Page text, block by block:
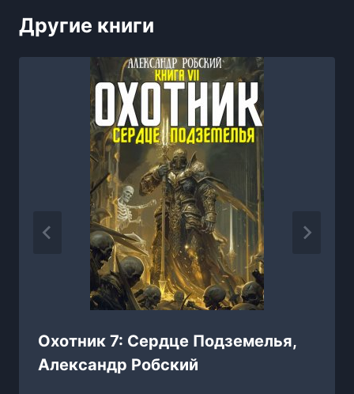
Другие книги
Охотник 7: Сердце Подземелья,
Александр Робский